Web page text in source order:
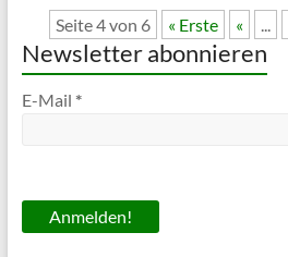
Seite 4 von 6 « Erste « ...
Newsletter abonnieren
E-Mail *